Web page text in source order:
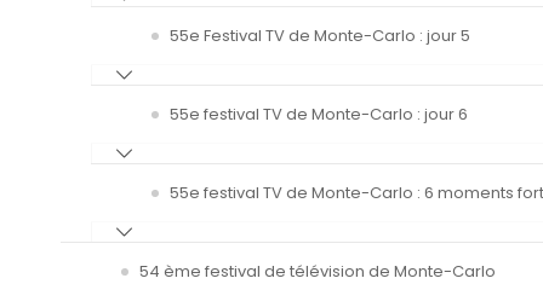
55e Festival TV de Monte-Carlo : jour 5
55e festival TV de Monte-Carlo : jour 6
55e festival TV de Monte-Carlo : 6 moments
54 ème festival de télévision de Monte-Carlo